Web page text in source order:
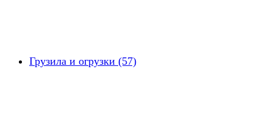
Грузила и огрузки (57)